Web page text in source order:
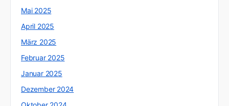
Mai 2025
April 2025
März 2025
Februar 2025
Januar 2025
Dezember 2024